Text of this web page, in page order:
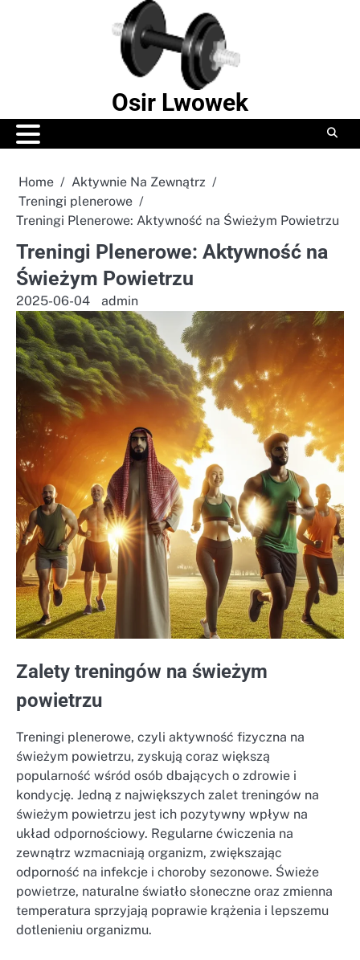
Osir Lwowek
Home
Aktywnie Na Zewnątrz
Treningi plenerowe
Treningi Plenerowe: Aktywność na Świeżym Powietrzu
Treningi Plenerowe: Aktywność na
Świeżym Powietrzu
2025-06-04 admin
Zalety treningów na świeżym
powietrzu
Treningi plenerowe, czyli aktywność fizyczna na
świeżym powietrzu, zyskują coraz większą
popularność wśród osób dbających o zdrowie i
kondycję. Jedną z największych zalet treningów na
świeżym powietrzu jest ich pozytywny wpływ na
układ odpornościowy. Regularne ćwiczenia na
zewnątrz wzmacniają organizm, zwiększając
odporność na infekcje i choroby sezonowe. Świeże
powietrze, naturalne światło słoneczne oraz zmienna
temperatura sprzyjają poprawie krążenia i lepszemu
dotlenieniu organizmu.